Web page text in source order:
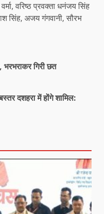
वरिष्ठ प्रवक्ता धनंजय सिंह
सिंह, अजय गंगवानी, सौरभ
गिरी छत
दशहरा में होंगे शामिल: